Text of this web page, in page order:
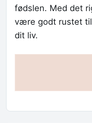
fødslen. Med det
være godt rustet
dit liv.